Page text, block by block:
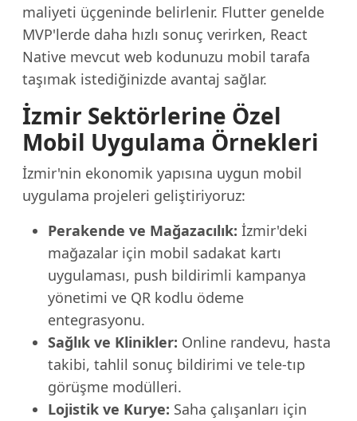
maliyeti üçgeninde belirlenir. Flutter genelde
MVP'lerde daha hızlı sonuç verirken, React
Native mevcut web kodunuzu mobil tarafa
taşımak istediğinizde avantaj sağlar.
İzmir Sektörlerine Özel
Mobil Uygulama Örnekleri
İzmir'nin ekonomik yapısına uygun mobil
uygulama projeleri geliştiriyoruz:
Perakende ve Mağazacılık: İzmir'deki
mağazalar için mobil sadakat kartı
uygulaması, push bildirimli kampanya
yönetimi ve QR kodlu ödeme
entegrasyonu.
Sağlık ve Klinikler: Online randevu, hasta
takibi, tahlil sonuç bildirimi ve tele-tıp
görüşme modülleri.
Lojistik ve Kurye: Saha çalışanları için